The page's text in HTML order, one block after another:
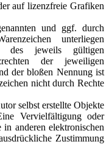
auf lizenzfreie Grafiken
und ggf. durch
unterliegen
des jeweils gültigen
der jeweiligen
der bloßen Nennung ist
nicht durch Rechte
selbst erstellte Objekte
Vervielfältigung oder
anderen elektronischen
Zustimmung